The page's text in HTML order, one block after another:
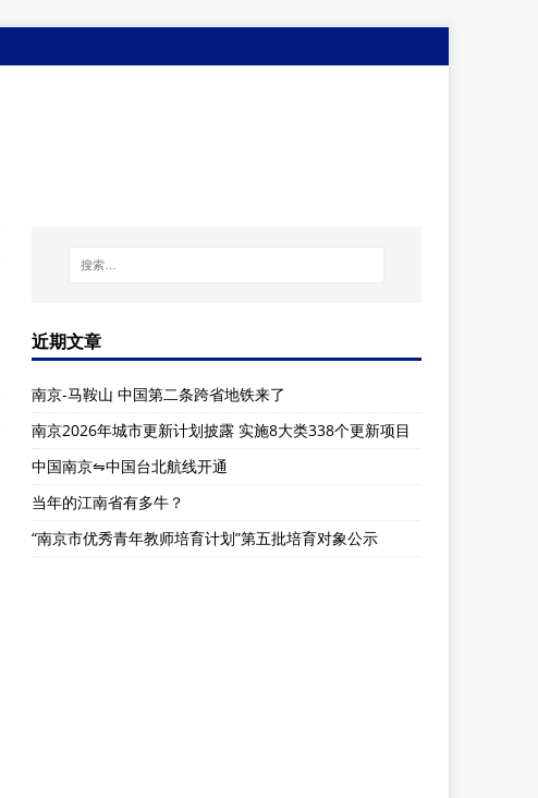
近期文章
南京-马鞍山 中国第二条跨省地铁来了
南京2026年城市更新计划披露 实施8大类338个更新项目
中国南京⇋中国台北航线开通
当年的江南省有多牛？
“南京市优秀青年教师培育计划”第五批培育对象公示